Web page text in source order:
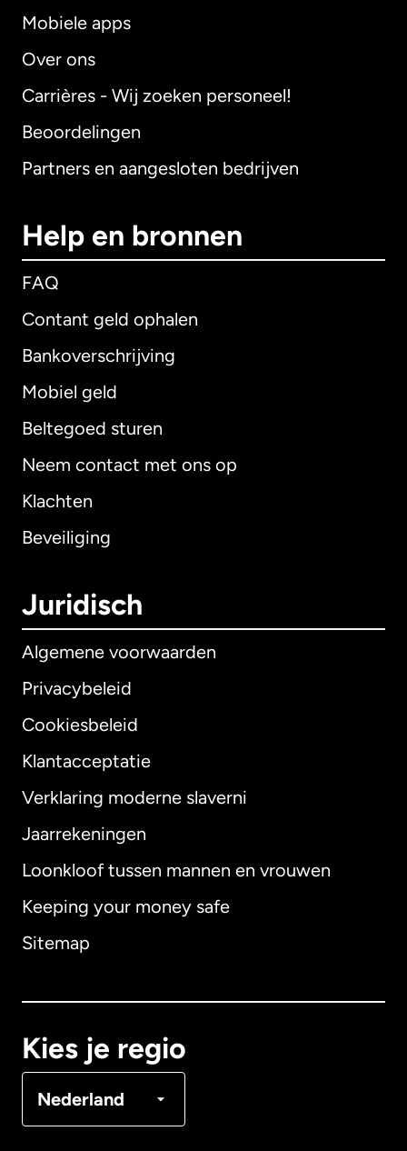
Mobiele apps
Over ons
Carrières - Wij zoeken personeel!
Beoordelingen
Partners en aangesloten bedrijven
Help en bronnen
FAQ
Contant geld ophalen
Bankoverschrijving
Mobiel geld
Beltegoed sturen
Neem contact met ons op
Klachten
Beveiliging
Juridisch
Algemene voorwaarden
Privacybeleid
Cookiesbeleid
Klantacceptatie
Verklaring moderne slaverni
Jaarrekeningen
Loonkloof tussen mannen en vrouwen
Keeping your money safe
Sitemap
Kies je regio
Nederland
Internationaal English
Australië